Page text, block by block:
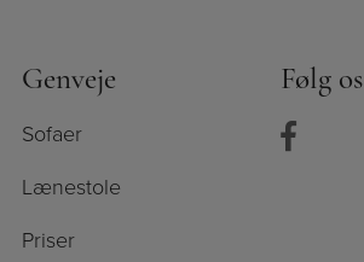
Genveje
Sofaer
Lænestole
Priser
Følg os